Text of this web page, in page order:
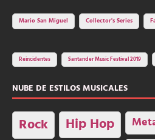
Mario San Miguel
Collector's Series
Reincidentes Santander Music Festival 2019
NUBE DE ESTILOS MUSICALES
Rock Hip Hop